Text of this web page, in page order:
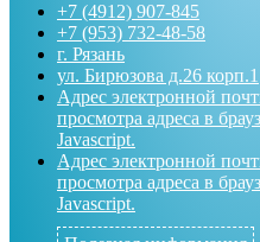
+7 (4912) 907-845
+7 (953) 732-48-58
г. Рязань
ул. Бирюзова д.26 корп.1
Адрес электронной
просмотра адреса в
Javascript.
Адрес электронной
просмотра адреса в
Javascript.